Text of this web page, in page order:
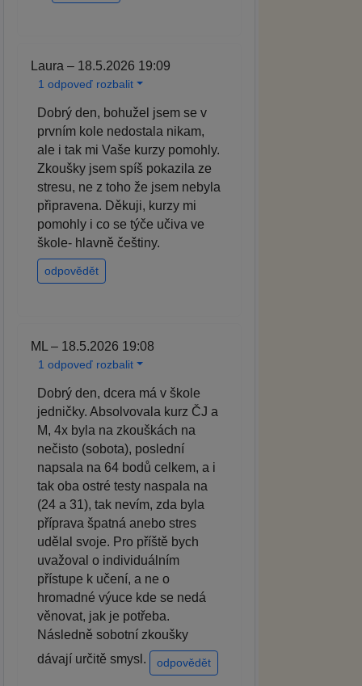
Laura – 18.5.2026 19:09
1 odpoveď rozbalit
Dobrý den, bohužel jsem se v
prvním kole nedostala nikam,
ale i tak mi Vaše kurzy pomohly.
Zkoušky jsem spíš pokazila ze
stresu, ne z toho že jsem nebyla
připravena. Děkuji, kurzy mi
pomohly i co se týče učiva ve
škole- hlavně češtiny.
odpovědět
ML – 18.5.2026 19:08
1 odpoveď rozbalit
Dobrý den, dcera má v škole
jedničky. Absolvovala kurz ČJ a
M, 4x byla na zkouškách na
nečisto (sobota), poslední
napsala na 64 bodů celkem, a i
tak oba ostré testy naspala na
(24 a 31), tak nevím, zda byla
příprava špatná anebo stres
udělal svoje. Pro příště bych
uvažoval o individuálním
přístupe k učení, a ne o
hromadné výuce kde se nedá
věnovat, jak je potřeba.
Následně sobotní zkoušky
dávají určitě smysl.
odpovědět